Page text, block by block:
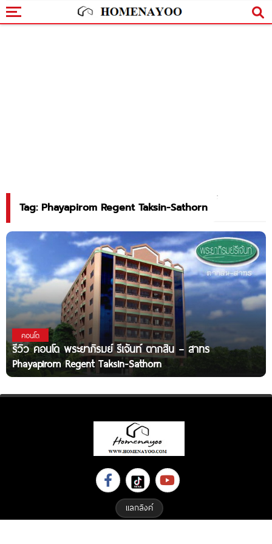
Tag: Phayapirom Regent Taksin-Sathorn
คอนโด
รีวิว คอนโด พระยาภิรมย์ รีเจ้นท์ ตากสิน – สาทร
Phayapirom Regent Taksin-Sathorn
แลกลิงค์